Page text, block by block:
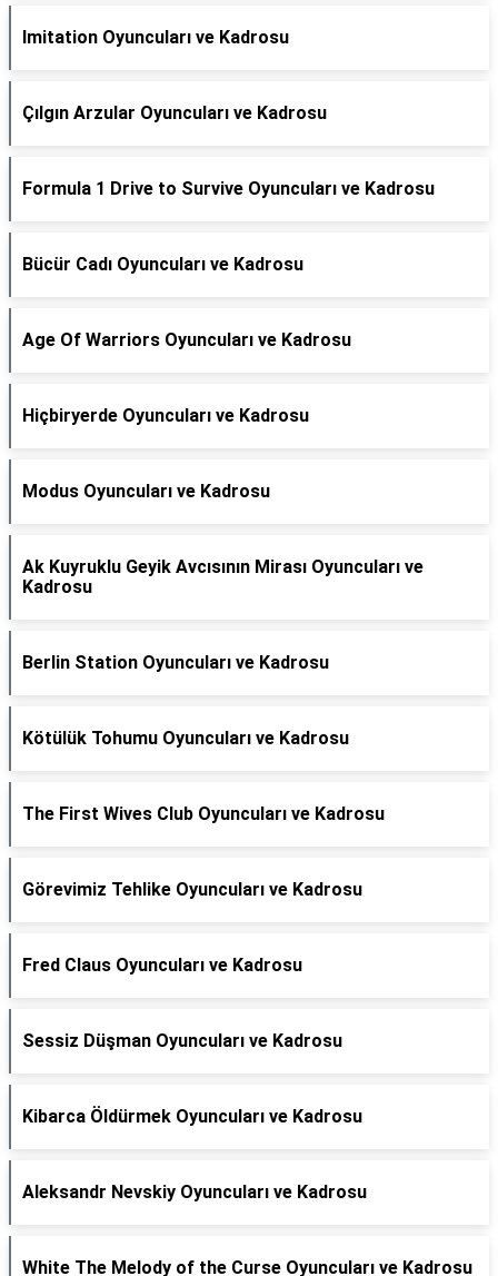
Imitation Oyuncuları ve Kadrosu
Çılgın Arzular Oyuncuları ve Kadrosu
Formula 1 Drive to Survive Oyuncuları ve Kadrosu
Bücür Cadı Oyuncuları ve Kadrosu
Age Of Warriors Oyuncuları ve Kadrosu
Hiçbiryerde Oyuncuları ve Kadrosu
Modus Oyuncuları ve Kadrosu
Ak Kuyruklu Geyik Avcısının Mirası Oyuncuları ve
Kadrosu
Berlin Station Oyuncuları ve Kadrosu
Kötülük Tohumu Oyuncuları ve Kadrosu
The First Wives Club Oyuncuları ve Kadrosu
Görevimiz Tehlike Oyuncuları ve Kadrosu
Fred Claus Oyuncuları ve Kadrosu
Sessiz Düşman Oyuncuları ve Kadrosu
Kibarca Öldürmek Oyuncuları ve Kadrosu
Aleksandr Nevskiy Oyuncuları ve Kadrosu
White The Melody of the Curse Oyuncuları ve Kadrosu